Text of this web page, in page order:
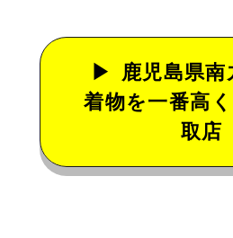
鹿児島県
着物を一番高
取店